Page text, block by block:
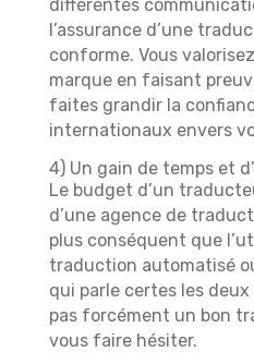
différentes
l’assurance d’une
conforme. Vous
marque en faisant
faites grandir la
internationaux envers
4) Un gain de temps et
Le budget d’un
d’une agence de
plus conséquent que
traduction automatisé
qui parle certes les
pas forcément un bon
vous faire hésiter.